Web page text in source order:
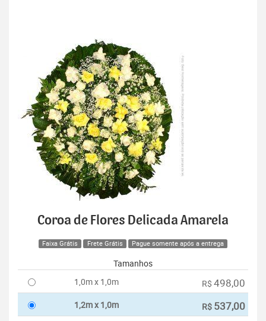
Coroa de Flores Delicada Amarela
Faixa Grátis Frete Grátis Pague somente após a entrega
Tamanhos
1,0m x 1,0m
R$ 498,00
1,2m x 1,0m R$ 537,00